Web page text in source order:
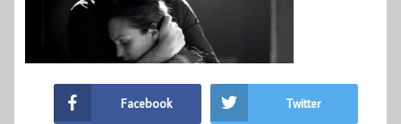
Facebook Twitter